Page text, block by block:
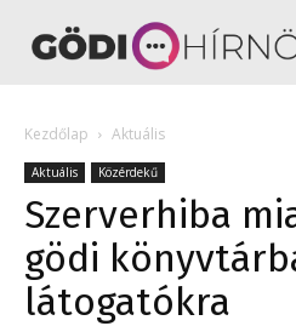
Kezdőlap Aktuális
Aktuális Közérdekű
Szerverhiba
gödi
látogatókra